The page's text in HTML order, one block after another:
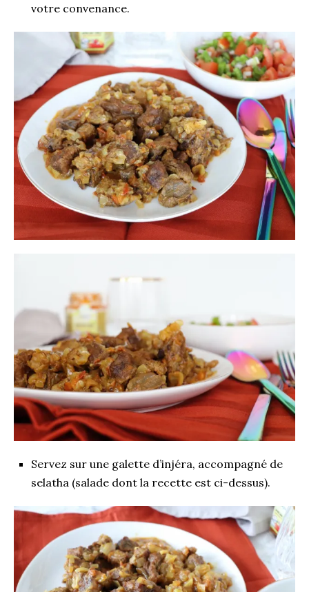
votre convenance.
Servez sur une galette d’injéra, accompagné de
selatha (salade dont la recette est ci-dessus).